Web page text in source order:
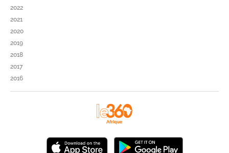
2022
2021
2020
2019
2018
2017
2016